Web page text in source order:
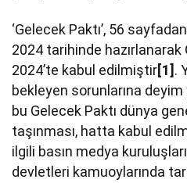
‘Gelecek Paktı’, 56
2024 tarihinde hazırlanarak
2024’te kabul edilmiştir[1] .
bekleyen sorunlarına
bu Gelecek Paktı dünya
taşınması, hatta kabul
ilgili basın medya
devletleri kamuoylarında